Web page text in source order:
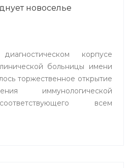
новоселье
корпусе
больницы имени
торжественное открытие
иммунологической
всем